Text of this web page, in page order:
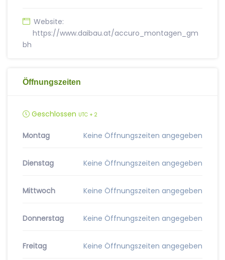
Website:
https://www.daibau.at/accuro_montagen_gm
bh
Öffnungszeiten
Geschlossen UTC + 2
Montag Keine Öffnungszeiten angegeben
Dienstag Keine Öffnungszeiten angegeben
Mittwoch Keine Öffnungszeiten angegeben
Donnerstag Keine Öffnungszeiten angegeben
Freitag Keine Öffnungszeiten angegeben